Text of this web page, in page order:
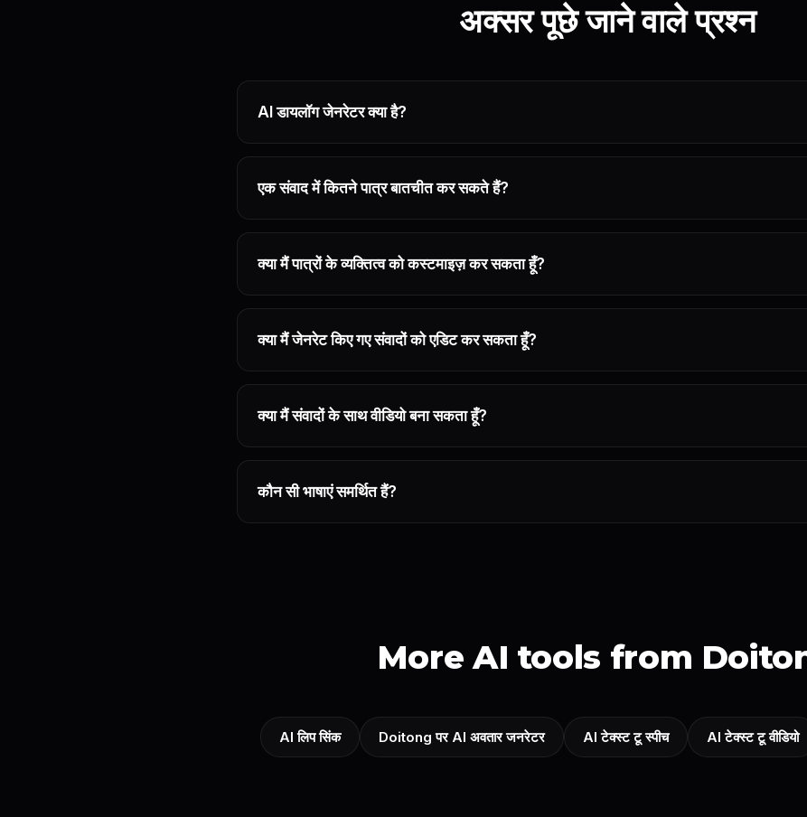
अक्सर पूछे जाने वाले प्रश्न
AI डायलॉग जेनरेटर क्या है?
एक संवाद में कितने पात्र बातचीत कर सकते हैं?
क्या मैं पात्रों के व्यक्तित्व को कस्टमाइज़ कर सकता हूँ?
क्या मैं जेनरेट किए गए संवादों को एडिट कर सकता हूँ?
क्या मैं संवादों के साथ वीडियो बना सकता हूँ?
कौन सी भाषाएं समर्थित हैं?
More AI tools from
AI लिप सिंक Doitong पर AI अवतार जनरेटर AI टेक्स्ट टू स्पीच AI टेक्स्ट टू वीडियो